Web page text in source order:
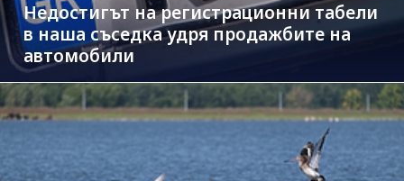
Недостигът на регистрационни табели
в наша съседка удря продажбите на
автомобили